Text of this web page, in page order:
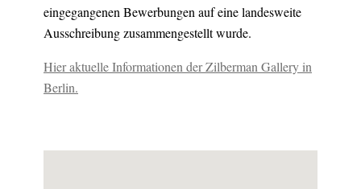
eingegangenen Bewerbungen auf eine landesweite
Ausschreibung zusammengestellt wurde.
Hier aktuelle Informationen der Zilberman Gallery in
Berlin.